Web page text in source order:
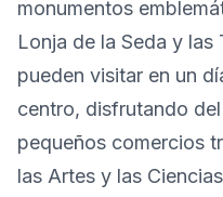
monumentos
Lonja de la Seda y las
pueden visitar en un
centro, disfrutando
pequeños comercios
las Artes y las